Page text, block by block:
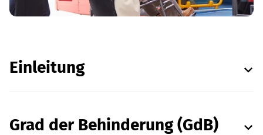
Einleitung
Grad der Behinderung (GdB)